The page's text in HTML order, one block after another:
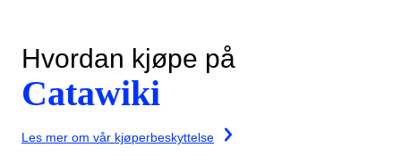
Hvordan kjøpe på
Catawiki
Les mer om vår kjøperbeskyttelse